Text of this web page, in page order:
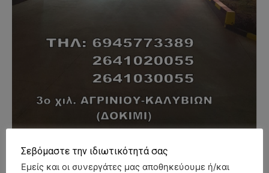
Σεβόμαστε την ιδιωτικότητά σας
Εμείς και οι συνεργάτες μας αποθηκεύουμε ή/και